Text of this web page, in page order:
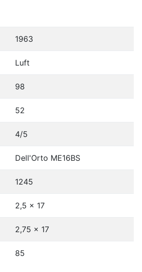
1963
Luft
98
52
4/5
Dell'Orto ME16BS
1245
2,5 x 17
2,75 x 17
85